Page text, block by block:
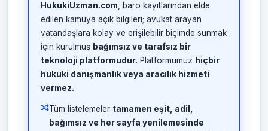
HukukiUzman.com , baro kayıtlarından elde
edilen kamuya açık bilgileri; avukat arayan
vatandaşlara kolay ve erişilebilir biçimde sunmak
için kurulmuş bağımsız ve tarafsız bir
teknoloji platformudur. Platformumuz hiçbir
hukuki danışmanlık veya aracılık hizmeti
vermez.
Tüm listelemeler tamamen eşit, adil,
bağımsız ve her sayfa yenilemesinde